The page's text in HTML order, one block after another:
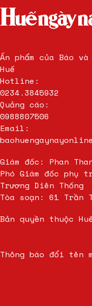
Ấn phẩm của Báo
Huế
Hotline:
0234.3845932
Quảng cáo:
0988807506
Email:
Giám đốc: Phan
Phó Giám đốc phụ
Trương Diên Thống
Tòa soạn: 61 Trần
Bản quyền thuộc
Thông báo đổi tên